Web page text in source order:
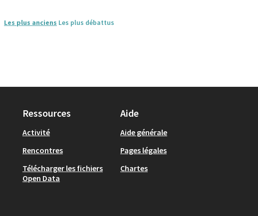
Les plus anciens Les plus débattus
Ressources
Activité
Rencontres
Télécharger les fichiers
Open Data
Aide
Aide générale
Pages légales
Chartes